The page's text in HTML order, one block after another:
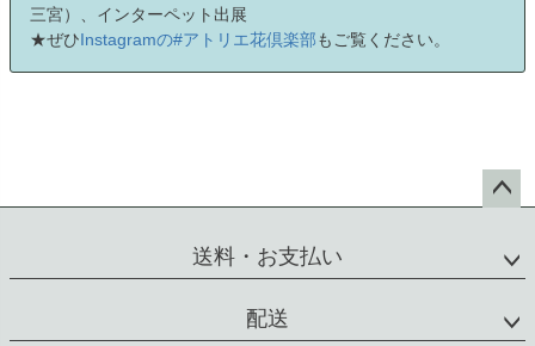
三宮）、インターペット出展
★ぜひInstagramの#アトリエ花倶楽部もご覧ください。
ップ
送料・お支払い
配送